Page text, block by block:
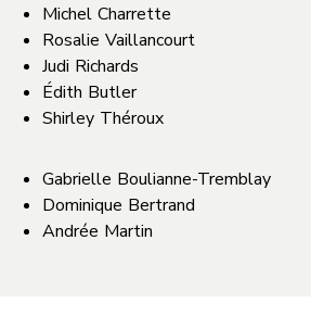
Michel Charrette
Rosalie Vaillancourt
Judi Richards
Édith Butler
Shirley Théroux
Gabrielle Boulianne-Tremblay
Dominique Bertrand
Andrée Martin